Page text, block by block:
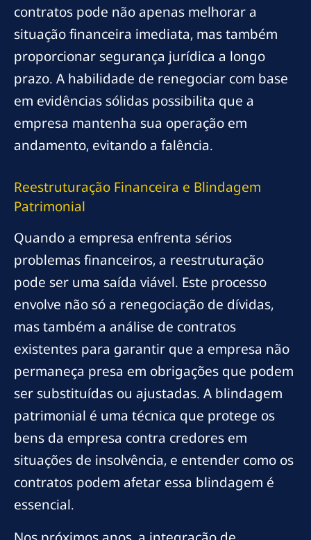
contratos pode não apenas melhorar a
situação financeira imediata, mas também
proporcionar segurança jurídica a longo
prazo. A habilidade de renegociar com base
em evidências sólidas possibilita que a
empresa mantenha sua operação em
andamento, evitando a falência.
Reestruturação Financeira e Blindagem
Patrimonial
Quando a empresa enfrenta sérios
problemas financeiros, a reestruturação
pode ser uma saída viável. Este processo
envolve não só a renegociação de dívidas,
mas também a análise de contratos
existentes para garantir que a empresa não
permaneça presa em obrigações que podem
ser substituídas ou ajustadas. A blindagem
patrimonial é uma técnica que protege os
bens da empresa contra credores em
situações de insolvência, e entender como os
contratos podem afetar essa blindagem é
essencial.